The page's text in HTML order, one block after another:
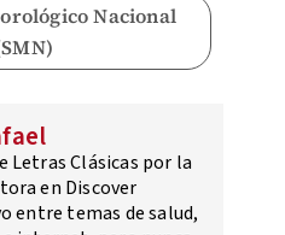
Nacional
Letras Clásicas por la
en Discover
entre temas de salud,